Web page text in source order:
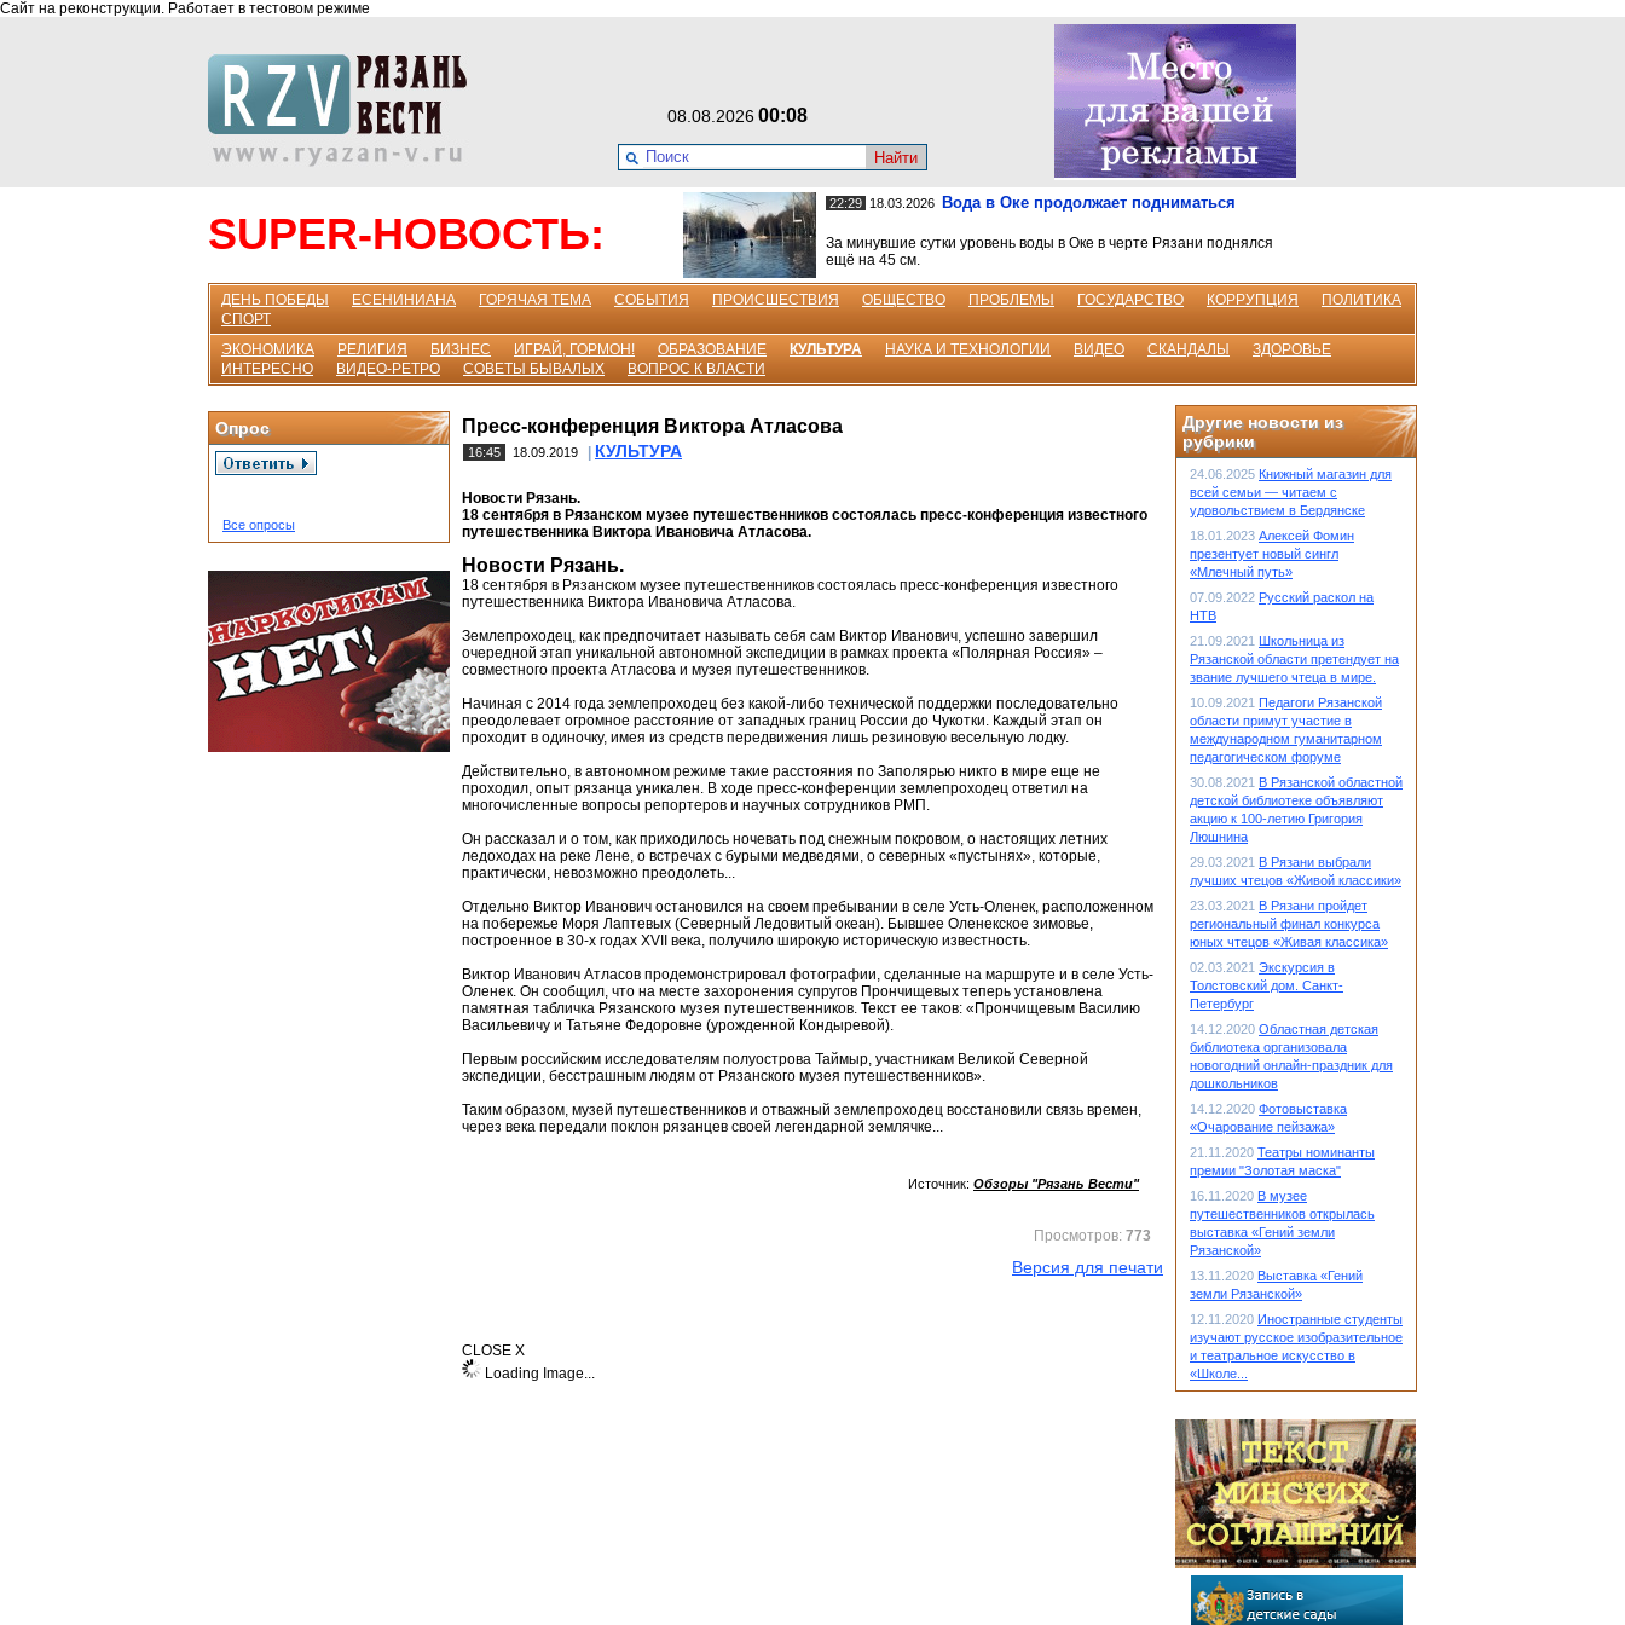
Сайт на реконструкции. Работает в тестовом режиме
08.08.2026 00:08
Найти
SUPER-НОВОСТЬ:
22:29 18.03.2026 Вода в Оке продолжает подниматься
За минувшие сутки уровень воды в Оке в черте Рязани поднялся
ещё на 45 см.
ДЕНЬ ПОБЕДЫ ЕСЕНИНИАНА ГОРЯЧАЯ ТЕМА СОБЫТИЯ ПРОИСШЕСТВИЯ ОБЩЕСТВО ПРОБЛЕМЫ ГОСУДАРСТВО КОРРУПЦИЯ
ПОЛИТИКА
СПОРТ
ЭКОНОМИКА
РЕЛИГИЯ БИЗНЕС ИГРАЙ, ГОРМОН! ОБРАЗОВАНИЕ КУЛЬТУРА НАУКА И ТЕХНОЛОГИИ ВИДЕО СКАНДАЛЫ
ЗДОРОВЬЕ
ИНТЕРЕСНО
ВИДЕО-РЕТРО СОВЕТЫ БЫВАЛЫХ ВОПРОС К ВЛАСТИ
Опрос
Все опросы
Пресс-конференция Виктора Атласова
16:45 18.09.2019 КУЛЬТУРА
Новости Рязань.
18 сентября в Рязанском музее путешественников состоялась пресс-конференция известного
путешественника Виктора Ивановича Атласова.
Новости Рязань.
18 сентября в Рязанском музее путешественников состоялась пресс-конференция известного
путешественника Виктора Ивановича Атласова.
Землепроходец, как предпочитает называть себя сам Виктор Иванович, успешно завершил
очередной этап уникальной автономной экспедиции в рамках проекта «Полярная Россия» –
совместного проекта Атласова и музея путешественников.
Начиная с 2014 года землепроходец без какой-либо технической поддержки последовательно
преодолевает огромное расстояние от западных границ России до Чукотки. Каждый этап он
проходит в одиночку, имея из средств передвижения лишь резиновую весельную лодку.
Действительно, в автономном режиме такие расстояния по Заполярью никто в мире еще не
проходил, опыт рязанца уникален. В ходе пресс-конференции землепроходец ответил на
многочисленные вопросы репортеров и научных сотрудников РМП.
Он рассказал и о том, как приходилось ночевать под снежным покровом, о настоящих летних
ледоходах на реке Лене, о встречах с бурыми медведями, о северных «пустынях», которые,
практически, невозможно преодолеть...
Отдельно Виктор Иванович остановился на своем пребывании в селе Усть-Оленек, расположенном
на побережье Моря Лаптевых (Северный Ледовитый океан). Бывшее Оленекское зимовье,
построенное в 30-х годах XVII века, получило широкую историческую известность.
Виктор Иванович Атласов продемонстрировал фотографии, сделанные на маршруте и в селе Усть-
Оленек. Он сообщил, что на месте захоронения супругов Прончищевых теперь установлена
памятная табличка Рязанского музея путешественников. Текст ее таков: «Прончищевым Василию
Васильевичу и Татьяне Федоровне (урожденной Кондыревой).
Первым российским исследователям полуострова Таймыр, участникам Великой Северной
экспедиции, бесстрашным людям от Рязанского музея путешественников».
Таким образом, музей путешественников и отважный землепроходец восстановили связь времен,
через века передали поклон рязанцев своей легендарной землячке...
Источник: Обзоры "Рязань Вести"
Просмотров: 773
Версия для печати
CLOSE X
Loading Image...
Другие новости из
рубрики
24.06.2025 Книжный магазин для
всей семьи — читаем с
удовольствием в Бердянске
18.01.2023 Алексей Фомин
презентует новый сингл
«Млечный путь»
07.09.2022 Русский раскол на
НТВ
21.09.2021 Школьница из
Рязанской области претендует на
звание лучшего чтеца в мире.
10.09.2021 Педагоги Рязанской
области примут участие в
международном гуманитарном
педагогическом форуме
30.08.2021 В Рязанской областной
детской библиотеке объявляют
акцию к 100-летию Григория
Люшнина
29.03.2021 В Рязани выбрали
лучших чтецов «Живой классики»
23.03.2021 В Рязани пройдет
региональный финал конкурса
юных чтецов «Живая классика»
02.03.2021 Экскурсия в
Толстовский дом. Санкт-
Петербург
14.12.2020 Областная детская
библиотека организовала
новогодний онлайн-праздник для
дошкольников
14.12.2020 Фотовыставка
«Очарование пейзажа»
21.11.2020 Театры номинанты
премии "Золотая маска"
16.11.2020 В музее
путешественников открылась
выставка «Гений земли
Рязанской»
13.11.2020 Выставка «Гений
земли Рязанской»
12.11.2020 Иностранные студенты
изучают русское изобразительное
и театральное искусство в
«Школе...